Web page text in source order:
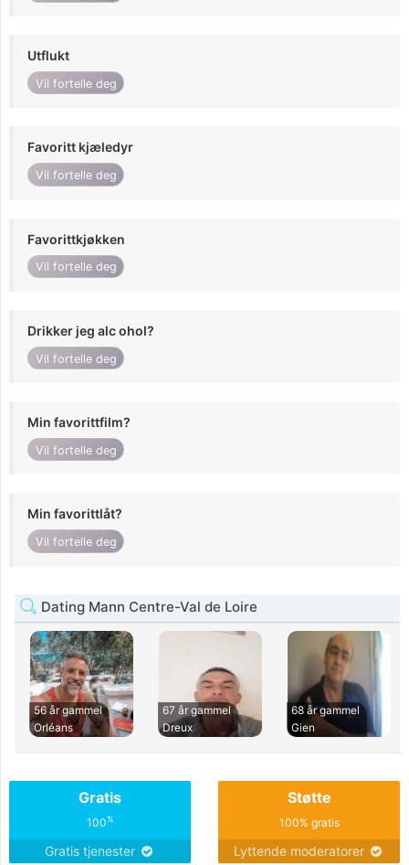
Utflukt
Vil fortelle deg
Favoritt kjæledyr
Vil fortelle deg
Favorittkjøkken
Vil fortelle deg
Drikker jeg alc ohol?
Vil fortelle deg
Min favorittfilm?
Vil fortelle deg
Min favorittlåt?
Vil fortelle deg
Dating Mann Centre-Val de Loire
56 år gammel
Orléans
67 år gammel
Dreux
68 år gammel
Gien
Gratis
100%
Gratis tjenester
Støtte
100% gratis
Lyttende moderatorer